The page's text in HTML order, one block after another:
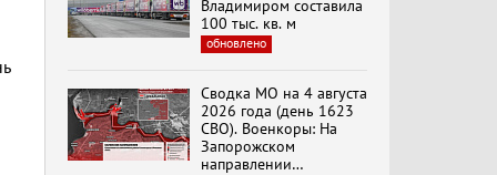
Г.А. Зюганова,
Председателя ЦК
КПРФ Руководителя
РФ (28.07.2026)
Документальный
фильм "Империализм и
террор"
Владимиром составила
100 тыс. кв. м
обновлено
Сводка МО на 4 августа
2026 года (день 1623
СВО). Военкоры: На
Запорожском
направлении